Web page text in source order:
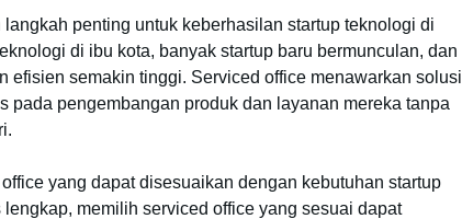
penting untuk keberhasilan startup teknologi di
di ibu kota, banyak startup baru bermunculan, dan
efisien semakin tinggi. Serviced office menawarkan solusi
pada pengembangan produk dan layanan mereka tanpa
yang dapat disesuaikan dengan kebutuhan startup
memilih serviced office yang sesuai dapat